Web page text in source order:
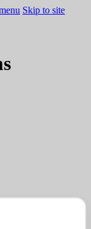
Skip to site